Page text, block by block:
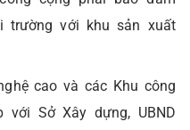
trường với khu sản xuất
cao và các Khu công
với Sở Xây dựng, UBND